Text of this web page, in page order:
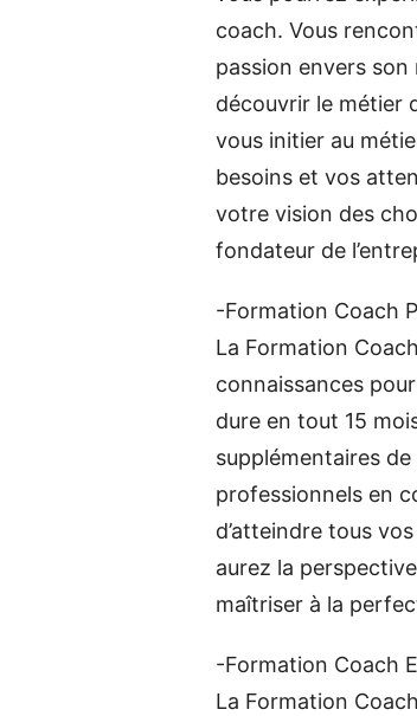
coach. Vous
passion envers
découvrir le métier
vous initier au
besoins et vos
votre vision des
fondateur de
-Formation Coach
La Formation
connaissances
dure en tout 15
supplémentaires
professionnels en
d’atteindre tous
aurez la
maîtriser à la
-Formation Coach
La Formation